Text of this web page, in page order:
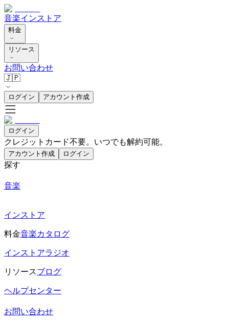
音楽インストア
料金
リソース
お問い合わせ
🇯🇵
ログイン アカウント作成
ログイン
クレジットカード不要。いつでも解約可能。
アカウント作成 ログイン
探す
音楽
インストア
料金音楽カタログ
インストアラジオ
リソースブログ
ヘルプセンター
お問い合わせ